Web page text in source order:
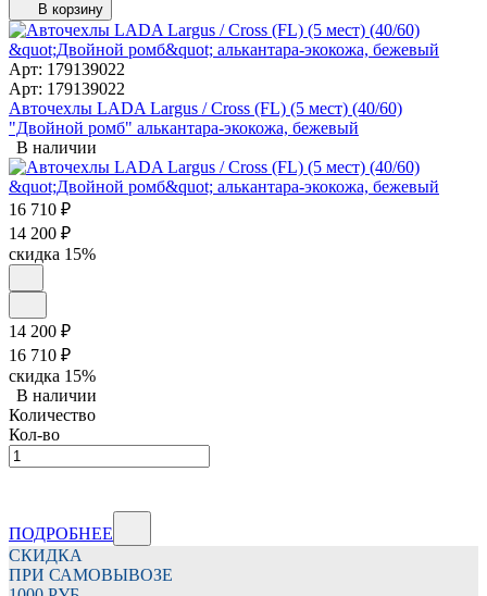
В корзину
Арт: 179139022
Арт: 179139022
Авточехлы LADA Largus / Cross (FL) (5 мест) (40/60)
"Двойной ромб" алькантара-экокожа, бежевый
В наличии
16 710 ₽
14 200 ₽
скидка 15%
14 200 ₽
16 710 ₽
скидка 15%
В наличии
Количество
Кол-во
ПОДРОБНЕЕ
СКИДКА
ПРИ САМОВЫВОЗЕ